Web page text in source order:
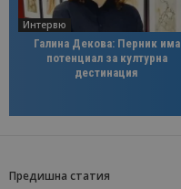
Интервю
Галина Декова: Перник има
потенциал за културна
дестинация
Предишна статия